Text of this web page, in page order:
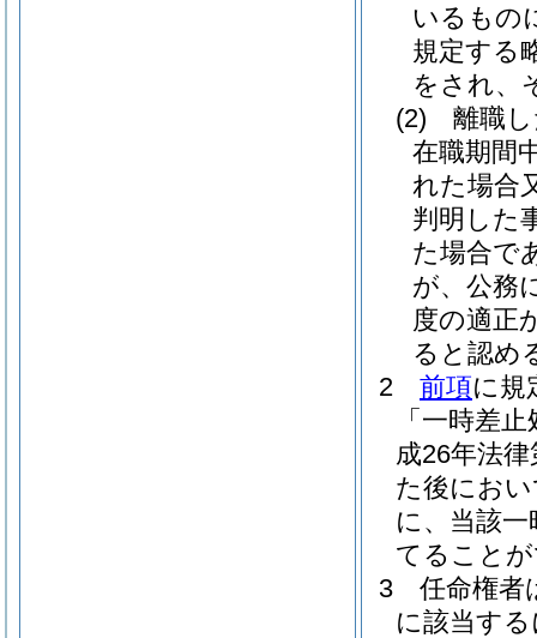
いるもの
規定する
をされ、
(2)
離職
在職期間
れた場合
判明した
た場合で
が、公務
度の適正
ると認め
2
前項に規
「一時差
成26年法律
た後にお
に、当該
てること
3
任命権者
に該当す